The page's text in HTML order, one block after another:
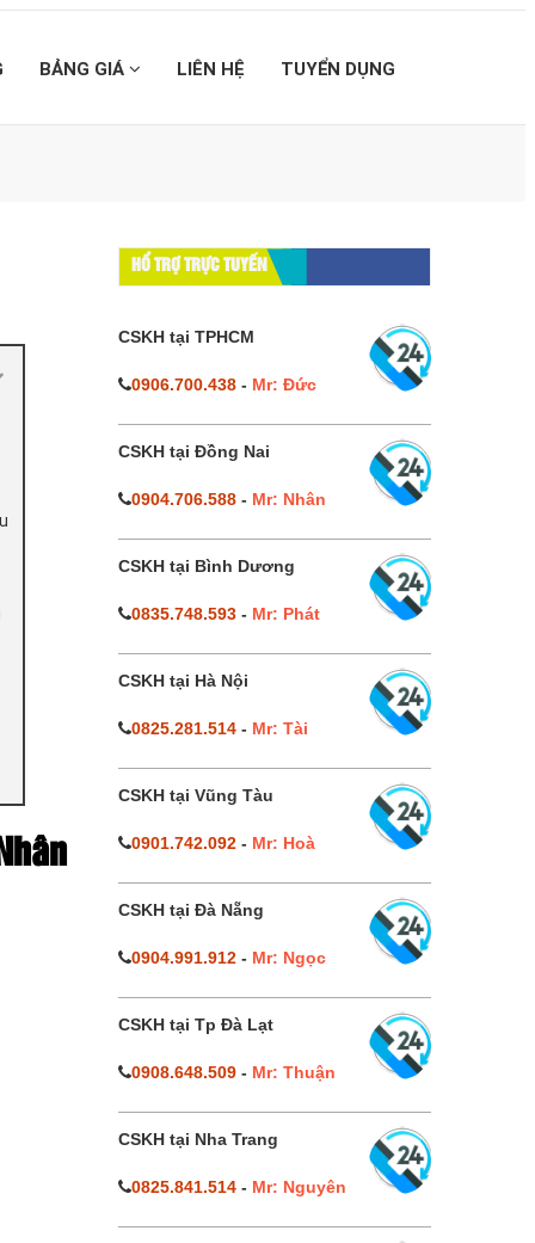
BẢNG GIÁ LIÊN HỆ TUYỂN DỤNG
HỔ TRỢ TRỰC TUYẾN
CSKH tại TPHCM
0906.700.438- Mr: Đức
CSKH tại Đồng Nai
0904.706.588- Mr: Nhân
CSKH tại Bình Dương
0835.748.593- Mr: Phát
CSKH tại Hà Nội
0825.281.514- Mr: Tài
CSKH tại Vũng Tàu
0901.742.092- Mr: Hoà
CSKH tại Đà Nẵng
0904.991.912- Mr: Ngọc
CSKH tại Tp Đà Lạt
0908.648.509- Mr: Thuận
CSKH tại Nha Trang
0825.841.514- Mr: Nguyên